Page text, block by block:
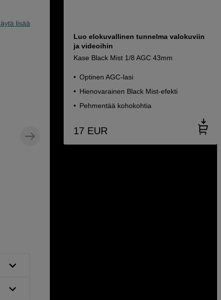
lisää
Luo elokuvallinen tunnelma valokuviin
ja videoihin
Kase Black Mist 1/8 AGC 43mm
Optinen AGC-lasi
Hienovarainen Black Mist-efekti
Pehmentää kohokohtia
17 EUR